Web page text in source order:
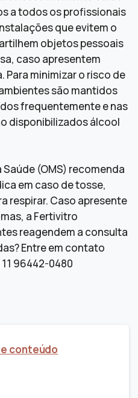
a todos os profissionais
que evitem o
objetos pessoais
caso apresentem
Para minimizar o risco de
são mantidos
frequentemente e nas
disponibilizados álcool
(OMS) recomenda
em caso de tosse,
respirar. Caso apresente
a Fertivitro
reagendem a consulta
Entre em contato
96442-0480
conteúdo